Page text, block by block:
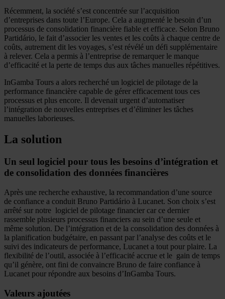
Récemment, la société s’est concentrée sur l’acquisition
d’entreprises dans toute l’Europe. Cela a augmenté le besoin d’un
processus de consolidation financière fiable et efficace. Selon Bruno
Partidário, le fait d’associer les ventes et les coûts à chaque centre de
coûts, autrement dit les voyages, s’est révélé un défi supplémentaire
à relever. Cela a permis à l’entreprise de remarquer le manque
d’efficacité et la perte de temps dus aux tâches manuelles répétitives.
InGamba Tours a alors recherché un logiciel de pilotage de la
performance financière capable de gérer efficacement tous ces
processus et plus encore. Il devenait urgent d’automatiser
l’intégration de nouvelles entreprises et d’éliminer les tâches
manuelles laborieuses.
La solution
Un seul logiciel pour tous les besoins d’intégration et
de consolidation des données financières
Après une recherche exhaustive, la recommandation d’une source
de confiance a conduit Bruno Partidário à Lucanet. Son choix s’est
arrêté sur notre logiciel de pilotage financier car ce dernier
rassemble plusieurs processus financiers au sein d’une seule et
même solution. De l’intégration et de la consolidation des données à
la planification budgétaire, en passant par l’analyse des coûts et le
suivi des indicateurs de performance, Lucanet a tout pour plaire. La
flexibilité de l’outil, associée à l’efficacité accrue et le gain de temps
qu’il génère, ont fini de convaincre Bruno de faire confiance à
Lucanet pour répondre aux besoins d’InGamba Tours.
Valeurs ajoutées